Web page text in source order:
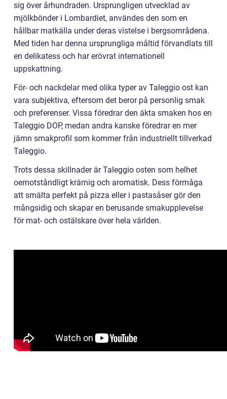
sig över århundraden. Ursprungligen utvecklad av
mjölkbönder i Lombardiet, användes den som en
hållbar matkälla under deras vistelse i bergsområdena.
Med tiden har denna ursprungliga måltid förvandlats till
en delikatess och har erövrat internationell
uppskattning.
För- och nackdelar med olika typer av Taleggio ost kan
vara subjektiva, eftersom det beror på personlig smak
och preferenser. Vissa föredrar den äkta smaken hos en
Taleggio DOP, medan andra kanske föredrar en mer
jämn smakprofil som kommer från industriellt tillverkad
Taleggio.
Trots dessa skillnader är Taleggio osten som helhet
oemotståndligt krämig och aromatisk. Dess förmåga
att smälta perfekt på pizza eller i pastasåser gör den
mångsidig och skapar en berusande smakupplevelse
för mat- och ostälskare över hela världen.